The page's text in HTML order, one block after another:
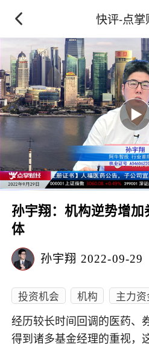
快评-点掌
孙宇翔：机构逆势增
体
孙宇翔 2022-09-29
投资机会 机构 主力资
经历较长时间回调的医药、
得到诸多基金经理的重视，